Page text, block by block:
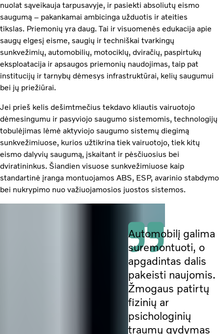
nuolat sąveikauja tarpusavyje, ir pasiekti absoliutų eismo
saugumą – pakankamai ambicinga užduotis ir ateities
tikslas. Priemonių yra daug. Tai ir visuomenės edukacija apie
saugų elgesį eisme, saugių ir techniškai tvarkingų
sunkvežimių, automobilių, motociklų, dviračių, paspirtukų
eksploatacija ir apsaugos priemonių naudojimas, taip pat
institucijų ir tarnybų dėmesys infrastruktūrai, kelių saugumui
bei jų priežiūrai.
Jei prieš kelis dešimtmečius tekdavo kliautis vairuotojo
dėmesingumu ir pasyviojo saugumo sistemomis, technologijų
tobulėjimas lėmė aktyviojo saugumo sistemų diegimą
sunkvežimiuose, kurios užtikrina tiek vairuotojo, tiek kitų
eismo dalyvių saugumą, įskaitant ir pėsčiuosius bei
dviratininkus. Šiandien visuose sunkvežimiuose kaip
standartinė įranga montuojamos ABS, ESP, avarinio stabdymo
bei nukrypimo nuo važiuojamosios juostos sistemos.
Automobilį galima
suremontuoti, o
apgadintas dalis
pakeisti naujomis.
Žmogaus patirtų
fizinių ar
psichologinių
traumų gydymas